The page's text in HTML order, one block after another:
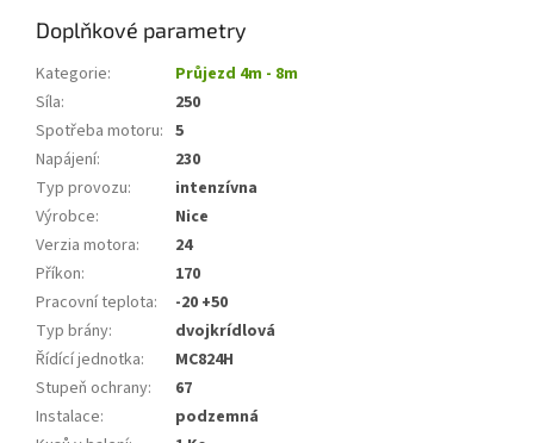
Doplňkové parametry
Kategorie:
Průjezd 4m - 8m
Síla:
250
Spotřeba motoru: 5
Napájení:
230
Typ provozu:
intenzívna
Výrobce:
Nice
Verzia motora:
24
Příkon:
170
Pracovní teplota:
-20 +50
Typ brány:
dvojkrídlová
Řídící jednotka:
MC824H
Stupeň ochrany:
67
Instalace:
podzemná